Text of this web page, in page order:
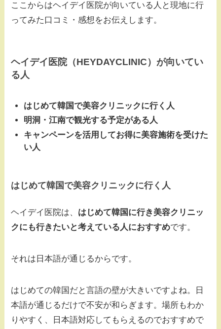
ここからはヘイデイ医院が向いている人と現地に行
ってみた口コミ・感想をお伝えします。
ヘイデイ医院（HEYDAYCLINIC）が向いてい
る人
はじめて韓国で美容クリニックに行く人
明洞・江南で観光する予定がある人
キャンペーンを活用してお得に美容施術を受けた
い人
はじめて韓国で美容クリニックに行く人
ヘイデイ医院は、 はじめて韓国に行き美容クリニッ
クにも行きたいと考えている人におすすめです。
それは日本語が通じるからです。
はじめての韓国だと言語の壁が大きいですよね。日
本語が通じるだけで不安が和らぎます。場所もわか
りやすく、日本語対応してもらえるのでおすすめで